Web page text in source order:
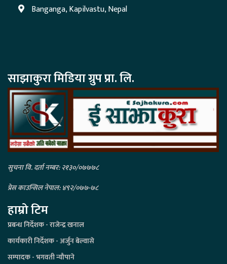
Banganga, Kapilvastu, Nepal
साझाकुरा मिडिया ग्रुप प्रा. लि.
सुचना वि. दर्ता नम्बर: २१३०/०७७७८
प्रेस काउन्सिल नेपाल: ४९२/०७७-७८
हाम्रो टिम
प्रबन्ध निर्देशक - राजेन्द्र खनाल
कार्यकारी निर्देशक - अर्जुन बेल्वासे
सम्पादक - भगवती न्यौपाने